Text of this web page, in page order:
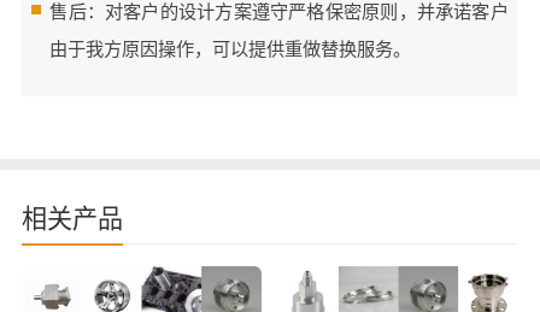
售后：对客户的设计方案遵守严格保密原则，并承诺客户
由于我方原因操作，可以提供重做替换服务。
相关产品